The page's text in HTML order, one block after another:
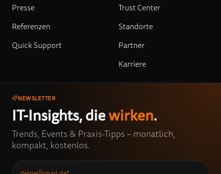
Presse
Referenzen
Quick Support
Trust Center
Standorte
Partner
Karriere
NEWSLETTER
IT-Insights, diewirken.
Trends, Events & Praxis-Tipps – monatlich,
kompakt, kostenlos.